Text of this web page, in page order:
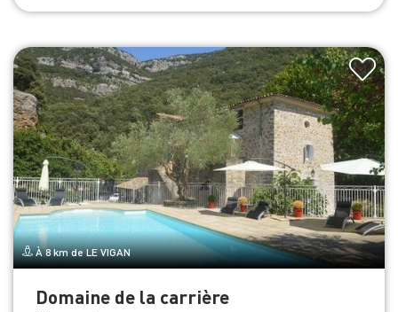
À 8 km de LE VIGAN
Domaine de la carrière